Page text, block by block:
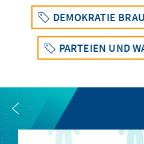
DEMOKRATIE
PARTEIEN UND